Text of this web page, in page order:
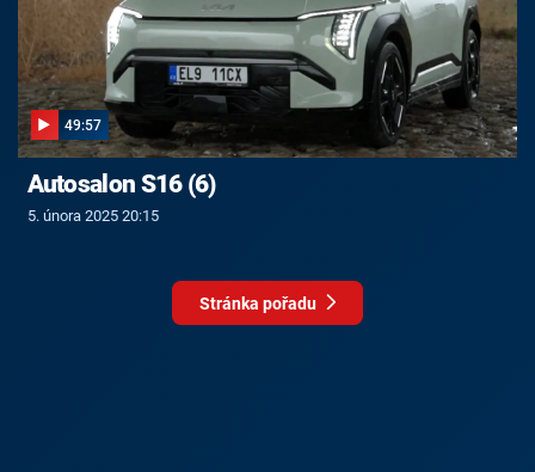
49:57
Autosalon S16 (6)
5. února 2025 20:15
Stránka pořadu